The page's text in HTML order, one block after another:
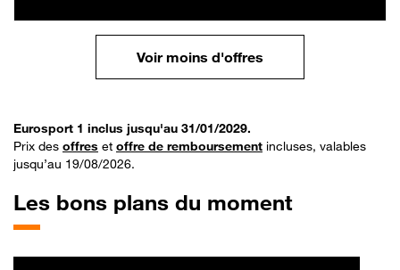
Voir moins d'offres
Eurosport 1 inclus jusqu'au 31/01/2029.
Prix des offres et offre de remboursement incluses, valables
jusqu’au 19/08/2026.
Les bons plans du moment